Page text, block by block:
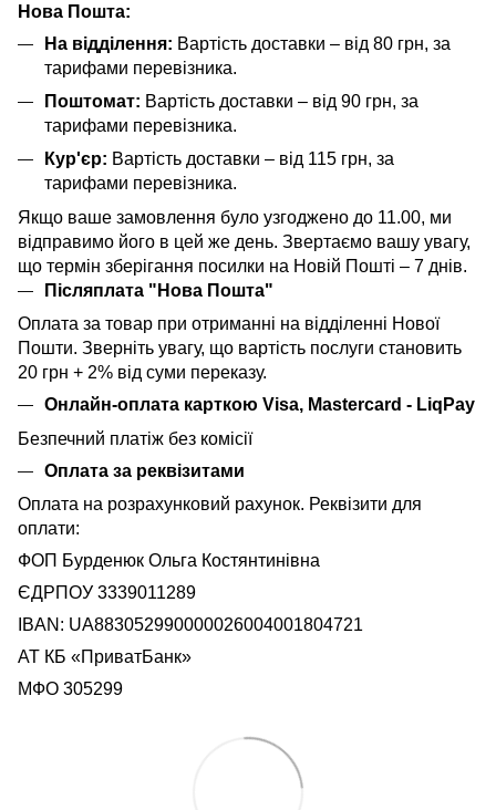
Нова Пошта:
На відділення: Вартість доставки – від 80 грн, за
тарифами перевізника.
Поштомат: Вартість доставки – від 90 грн, за
тарифами перевізника.
Кур'єр: Вартість доставки – від 115 грн, за
тарифами перевізника.
Якщо ваше замовлення було узгоджено до 11.00, ми
відправимо його в цей же день. Звертаємо вашу увагу,
що термін зберігання посилки на Новій Пошті – 7 днів.
Післяплата "Нова Пошта"
Оплата за товар при отриманні на відділенні Нової
Пошти. Зверніть увагу, що вартість послуги становить
20 грн + 2% від суми переказу.
Онлайн-оплата карткою Visa, Mastercard - LiqPay
Безпечний платіж без комісії
Оплата за реквізитами
Оплата на розрахунковий рахунок. Реквізити для
оплати:
ФОП Бурденюк Ольга Костянтинівна
ЄДРПОУ 3339011289
IBAN: UA883052990000026004001804721
АТ КБ «ПриватБанк»
МФО 305299